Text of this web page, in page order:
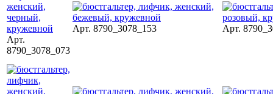
Арт.
8790_3078_073
Арт. 8790_3078_153 Арт.